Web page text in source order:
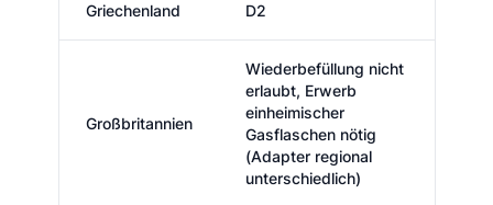
Griechenland D2
Großbritannien
Wiederbefüllung nicht
erlaubt, Erwerb
einheimischer
Gasflaschen nötig
(Adapter regional
unterschiedlich)